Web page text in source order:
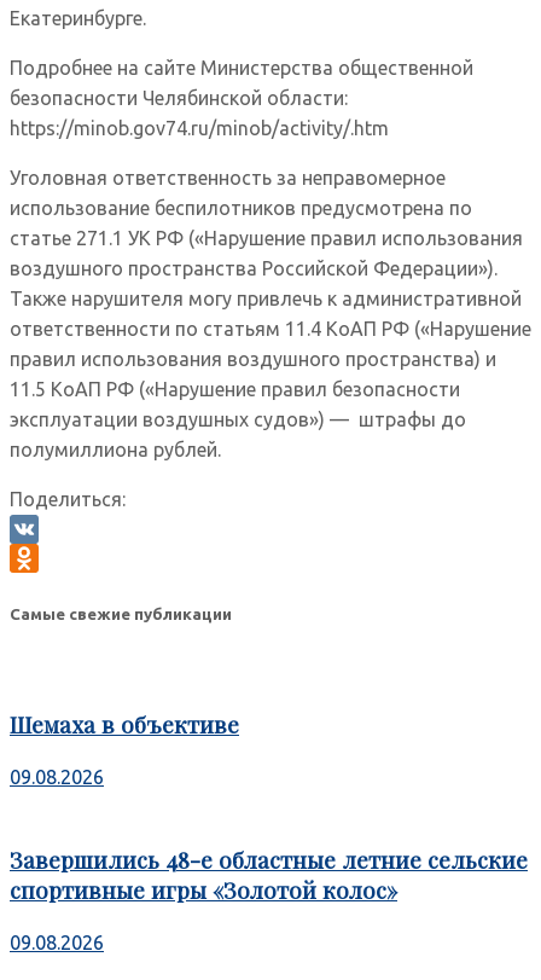
Екатеринбурге.
Подробнее на сайте Министерства общественной
безопасности Челябинской области:
https://minob.gov74.ru/minob/activity/.htm
Уголовная ответственность за неправомерное
использование беспилотников предусмотрена по
статье 271.1 УК РФ («Нарушение правил использования
воздушного пространства Российской Федерации»).
Также нарушителя могу привлечь к административной
ответственности по статьям 11.4 КоАП РФ («Нарушение
правил использования воздушного пространства) и
11.5 КоАП РФ («Нарушение правил безопасности
эксплуатации воздушных судов») — штрафы до
полумиллиона рублей.
Поделиться:
VK
Самые свежие публикации
Шемаха в объективе
09.08.2026
Завершились 48-е областные летние сельские
спортивные игры «Золотой колос»
09.08.2026